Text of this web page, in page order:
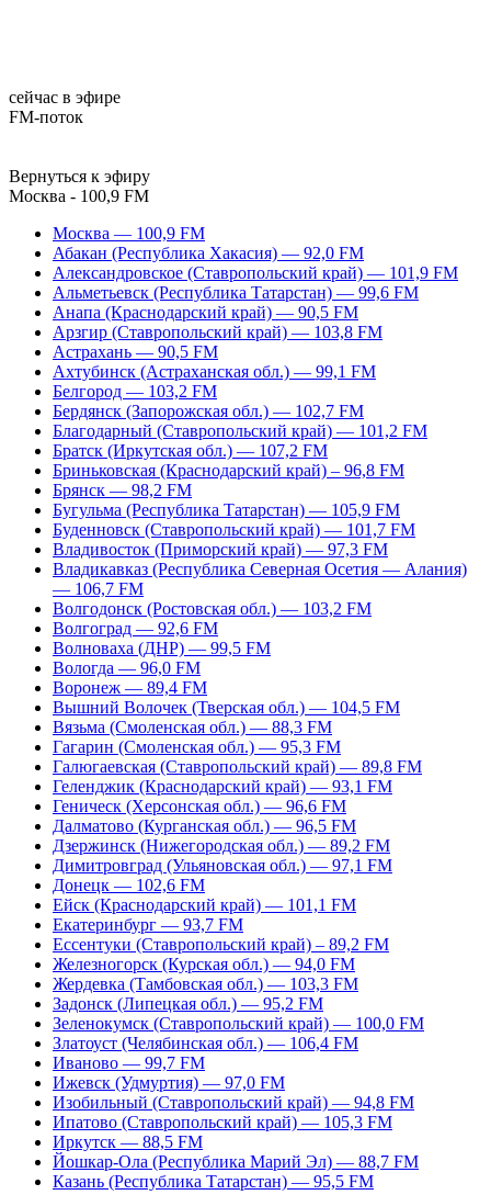
сейчас в эфире
FM-поток
Вернуться к эфиру
Москва - 100,9 FM
Москва — 100,9 FM
Абакан (Республика Хакасия) — 92,0 FM
Александровское (Ставропольский край) — 101,9 FM
Альметьевск (Республика Татарстан) — 99,6 FM
Анапа (Краснодарский край) — 90,5 FM
Арзгир (Ставропольский край) — 103,8 FM
Астрахань — 90,5 FM
Ахтубинск (Астраханская обл.) — 99,1 FM
Белгород — 103,2 FM
Бердянск (Запорожская обл.) — 102,7 FM
Благодарный (Ставропольский край) — 101,2 FM
Братск (Иркутская обл.) — 107,2 FM
Бриньковская (Краснодарский край) – 96,8 FM
Брянск — 98,2 FM
Бугульма (Республика Татарстан) — 105,9 FM
Буденновск (Ставропольский край) — 101,7 FM
Владивосток (Приморский край) — 97,3 FM
Владикавказ (Республика Северная Осетия — Алания)
— 106,7 FM
Волгодонск (Ростовская обл.) — 103,2 FM
Волгоград — 92,6 FM
Волноваха (ДНР) — 99,5 FM
Вологда — 96,0 FM
Воронеж — 89,4 FM
Вышний Волочек (Тверская обл.) — 104,5 FM
Вязьма (Смоленская обл.) — 88,3 FM
Гагарин (Смоленская обл.) — 95,3 FM
Галюгаевская (Ставропольский край) — 89,8 FM
Геленджик (Краснодарский край) — 93,1 FM
Геническ (Херсонская обл.) — 96,6 FM
Далматово (Курганская обл.) — 96,5 FM
Дзержинск (Нижегородская обл.) — 89,2 FM
Димитровград (Ульяновская обл.) — 97,1 FM
Донецк — 102,6 FM
Ейск (Краснодарский край) — 101,1 FM
Екатеринбург — 93,7 FM
Ессентуки (Ставропольский край) – 89,2 FM
Железногорск (Курская обл.) — 94,0 FM
Жердевка (Тамбовская обл.) — 103,3 FM
Задонск (Липецкая обл.) — 95,2 FM
Зеленокумск (Ставропольский край) — 100,0 FM
Златоуст (Челябинская обл.) — 106,4 FM
Иваново — 99,7 FM
Ижевск (Удмуртия) — 97,0 FM
Изобильный (Ставропольский край) — 94,8 FM
Ипатово (Ставропольский край) — 105,3 FM
Иркутск — 88,5 FM
Йошкар-Ола (Республика Марий Эл) — 88,7 FM
Казань (Республика Татарстан) — 95,5 FM